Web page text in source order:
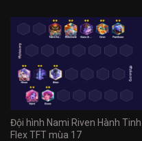
Đội hình Nami Riven Hành Tinh
Flex TFT mùa 17